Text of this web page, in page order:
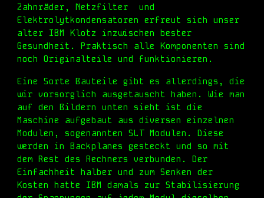
Zahnräder, Netzfilter und
Elektrolytkondensatoren
erfreut sich unser
alter IBM Klotz inzwischen bester
Gesundheit. Praktisch alle Komponenten sind
noch Originalteile und funktionieren.
Eine Sorte Bauteile gibt es allerdings, die
wir vorsorglich ausgetauscht haben. Wie man
auf den Bildern unten sieht ist die
Maschine aufgebaut aus diversen einzelnen
Modulen, sogenannten SLT Modulen. Diese
werden in Backplanes gesteckt und so mit
dem Rest des Rechners verbunden. Der
Einfachheit halber und zum Senken der
Kosten hatte IBM damals zur Stabilisierung